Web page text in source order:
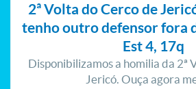
2ª Volta do Cerco de
tenho outro defensor fora
Est 4, 17q
Disponibilizamos a homilia da 2ª
Jericó. Ouça agora